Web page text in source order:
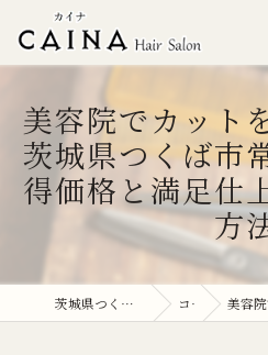
美容院でカット
茨城県つくば市
得価格と満足仕
方
茨城県つくば市の美容院ならCAINA コラム 美容院でカット